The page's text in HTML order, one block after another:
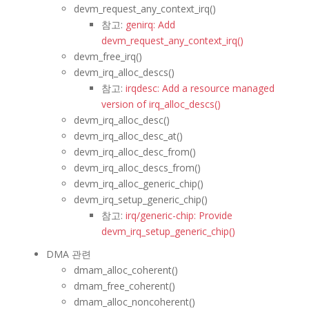
devm_request_any_context_irq()
참고: genirq: Add
devm_request_any_context_irq()
devm_free_irq()
devm_irq_alloc_descs()
참고: irqdesc: Add a resource managed
version of irq_alloc_descs()
devm_irq_alloc_desc()
devm_irq_alloc_desc_at()
devm_irq_alloc_desc_from()
devm_irq_alloc_descs_from()
devm_irq_alloc_generic_chip()
devm_irq_setup_generic_chip()
참고: irq/generic-chip: Provide
devm_irq_setup_generic_chip()
DMA 관련
dmam_alloc_coherent()
dmam_free_coherent()
dmam_alloc_noncoherent()